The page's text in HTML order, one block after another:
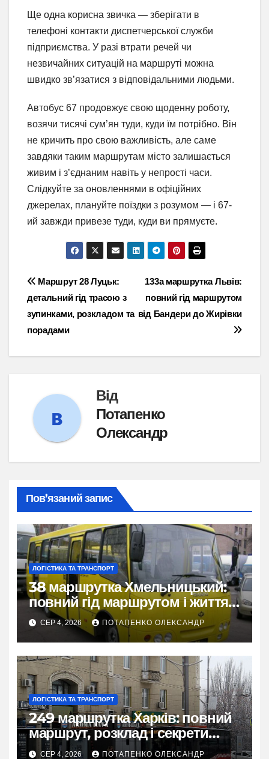
Ще одна корисна звичка — зберігати в
телефоні контакти диспетчерської служби
підприємства. У разі втрати речей чи
незвичайних ситуацій на маршруті можна
швидко зв’язатися з відповідальними людьми.
Автобус 67 продовжує свою щоденну роботу,
возячи тисячі сум’ян туди, куди їм потрібно. Він
не кричить про свою важливість, але саме
завдяки таким маршрутам місто залишається
живим і з’єднаним навіть у непрості часи.
Слідкуйте за оновленнями в офіційних
джерелах, плануйте поїздки з розумом — і 67-
ий завжди привезе туди, куди ви прямуєте.
Навігація
записів
133а маршрутка Львів:
повний гід маршрутом
від Бандери до Жирівки
Маршрут 28 Луцьк:
детальний гід трасою з
зупинками, розкладом та
порадами
Від
Потапенко
Олександр
Пов’язаний запис
ЛОГІСТИКА ТА ТРАНСПОРТ
38 маршрутка Хмельницький:
повний гід маршрутом і життям
міста
СЕР 4, 2026 ПОТАПЕНКО ОЛЕКСАНДР
ЛОГІСТИКА ТА ТРАНСПОРТ
249 маршрутка Харків: повний
маршрут, розклад і секрети
зручної поїздки
СЕР 4, 2026 ПОТАПЕНКО ОЛЕКСАНДР